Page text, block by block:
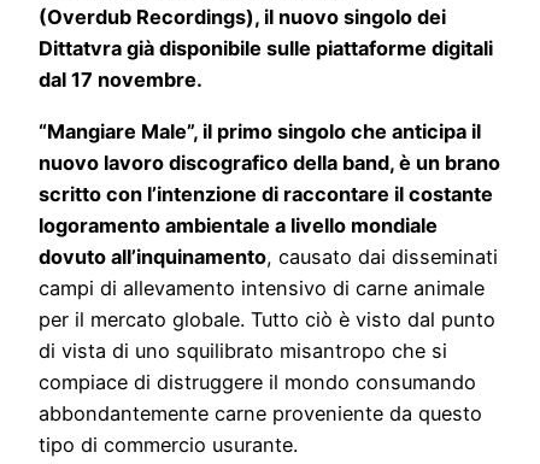
(Overdub Recordings), il nuovo singolo dei
Dittatvra già disponibile sulle piattaforme digitali
dal 17 novembre.
“Mangiare Male”, il primo singolo che anticipa il
nuovo lavoro discografico della band, è un brano
scritto con l’intenzione di raccontare il costante
logoramento ambientale a livello mondiale
dovuto all’inquinamento, causato dai disseminati
campi di allevamento intensivo di carne animale
per il mercato globale. Tutto ciò è visto dal punto
di vista di uno squilibrato misantropo che si
compiace di distruggere il mondo consumando
abbondantemente carne proveniente da questo
tipo di commercio usurante.